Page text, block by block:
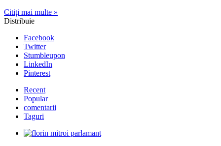
Citiți mai multe »
Distribuie
Facebook
Twitter
Stumbleupon
LinkedIn
Pinterest
Recent
Popular
comentarii
Taguri